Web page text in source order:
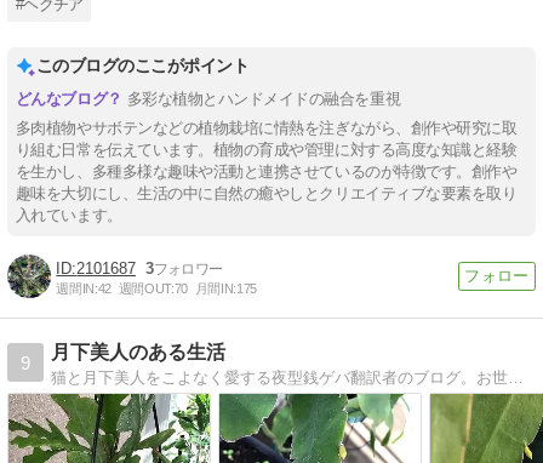
#ヘクチア
このブログのここがポイント
多彩な植物とハンドメイドの融合を重視
多肉植物やサボテンなどの植物栽培に情熱を注ぎながら、創作や研究に取
り組む日常を伝えています。植物の育成や管理に対する高度な知識と経験
を生かし、多種多様な趣味や活動と連携させているのが特徴です。創作や
趣味を大切にし、生活の中に自然の癒やしとクリエイティブな要素を取り
入れています。
2101687 3
週間IN:42 週間OUT:70 月間IN:175
9
月下美人のある生活